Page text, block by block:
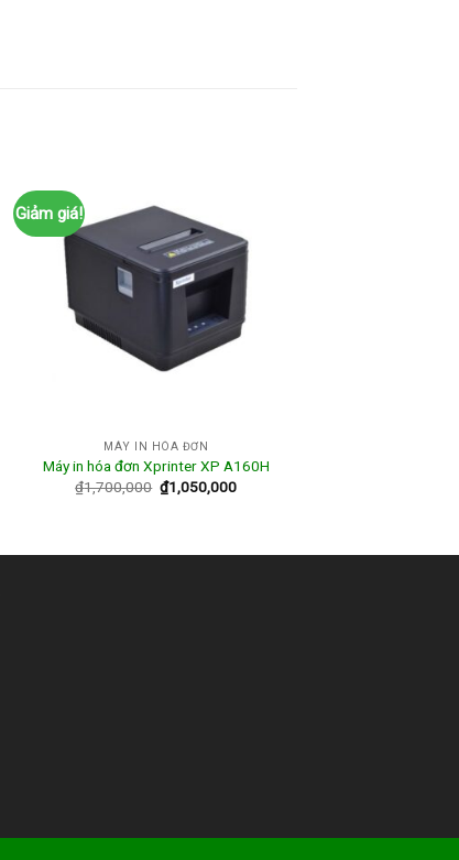
Giảm giá!
MÁY IN HÓA ĐƠN
Máy in hóa đơn Xprinter XP A160H
₫1,700,000 ₫1,050,000